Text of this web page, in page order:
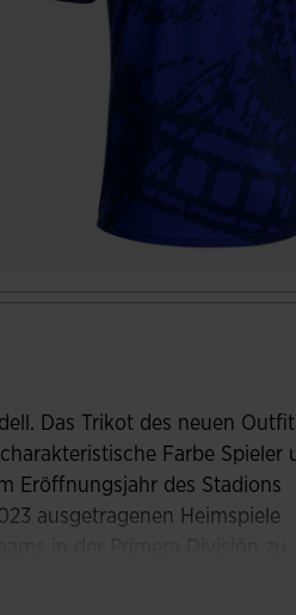
Das Trikot des neuen
Farbe Spieler
Eröffnungsjahr des Stadions
ausgetragenen Heimspiele
klar erkennen.